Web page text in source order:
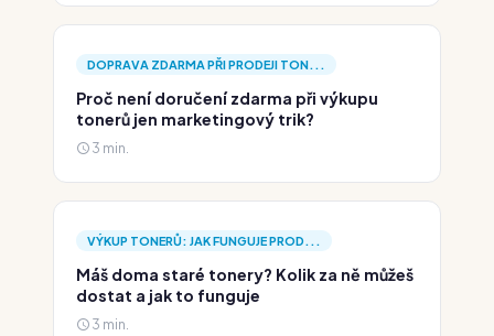
DOPRAVA ZDARMA PŘI PRODEJI TON...
Proč není doručení zdarma při výkupu
tonerů jen marketingový trik?
3 min.
VÝKUP TONERŮ: JAK FUNGUJE PROD...
Máš doma staré tonery? Kolik za ně můžeš
dostat a jak to funguje
3 min.